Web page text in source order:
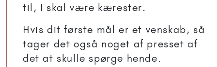
til, I skal være kærester.
Hvis dit første mål er et venskab, så
tager det også noget af presset af
det at skulle spørge hende.